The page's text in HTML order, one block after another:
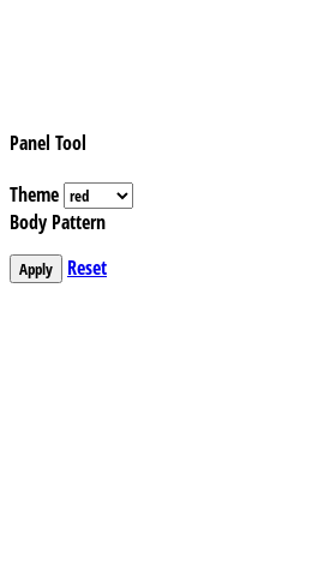
Panel Tool
Theme
Body Pattern
Apply Reset